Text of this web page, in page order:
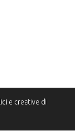
e creative di